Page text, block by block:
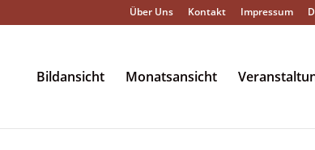
Über Uns Kontakt Impressum
Bildansicht Monatsansicht